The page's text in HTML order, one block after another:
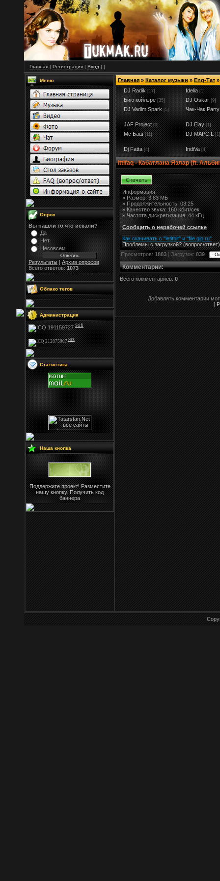
Главная | Регистрация | Вход | |
Меню
Опрос
Вы нашли то что искали?
Да
Нет
Несовсем
Результаты|Архив опросов
Всего ответов:1073
Облако тегов
Администрация
Stifi
NFS
Статистика
Наша кнопка
Поддержите проект! Разместите
нашу кнопку. Получить код
баннера
Главная»Каталог музыки»Eng-Тат»
DJ Radik [17] Idelia [1]
Бию койлэре [35] DJ Oskar [9]
DJ Vadim Spark [5] Чак-Чак Party
JAF Project [0] DJ Elay [1]
Мс Баш [11] DJ MAPC.L [1]
Dj Fatta [4] IndiVa [4]
Ittifaq - Кабатлана Язлар (ft.
Информация:
»Размер:3.83 МБ
» Продолжительность: 03:25
» Качество звука: 160 Кбит/сек
» Частота дискретизация: 44 кГц
Сообщить о нерабочей ссылке
Как скачивать с "letitbit" и "file.qip.ru"
Проблемы с загрузкой? (вопрос/ответ)
Просмотров:1883| Загрузок:839|
Комментарии:
Всего комментариев: 0
Добавлять комментарии
[